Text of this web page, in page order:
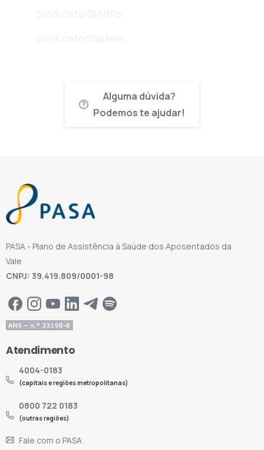
Alguma dúvida?
Podemos te ajudar!
PASA - Plano de Assistência à Saúde dos Aposentados da
Vale
CNPJ: 39.419.809/0001-98
Atendimento
4004-0183
(capitais e regiões metropolitanas)
0800 722 0183
(outras regiões)
Fale com o PASA